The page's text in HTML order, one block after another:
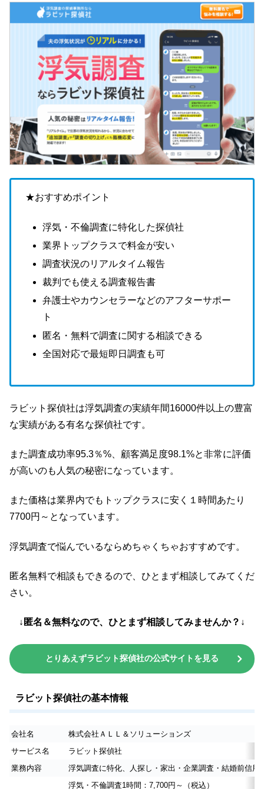
★おすすめポイント
浮気・不倫調査に特化した探偵社
業界トップクラスで料金が安い
調査状況のリアルタイム報告
裁判でも使える調査報告書
弁護士やカウンセラーなどのアフターサポー
ト
匿名・無料で調査に関する相談できる
全国対応で最短即日調査も可
ラビット探偵社は浮気調査の実績年間16000件以上の豊富
な実績がある有名な探偵社です。
また調査成功率95.3％%、顧客満足度98.1%と非常に評価
が高いのも人気の秘密になっています。
また価格は業界内でもトップクラスに安く１時間あたり
7700円～となっています。
浮気調査で悩んでいるならめちゃくちゃおすすめです。
匿名無料で相談もできるので、ひとまず相談してみてくだ
さい。
↓匿名＆無料なので、ひとまず相談してみませんか？↓
とりあえずラビット探偵社の公式サイトを見る
ラビット探偵社の基本情報
会社名
株式会社ＡＬＬ＆ソリューションズ
サービス名
ラビット探偵社
業務内容
浮気調査に特化、人探し・家出・企業調査・結婚前信
浮気・不倫調査1時間：7,700円～（税込）